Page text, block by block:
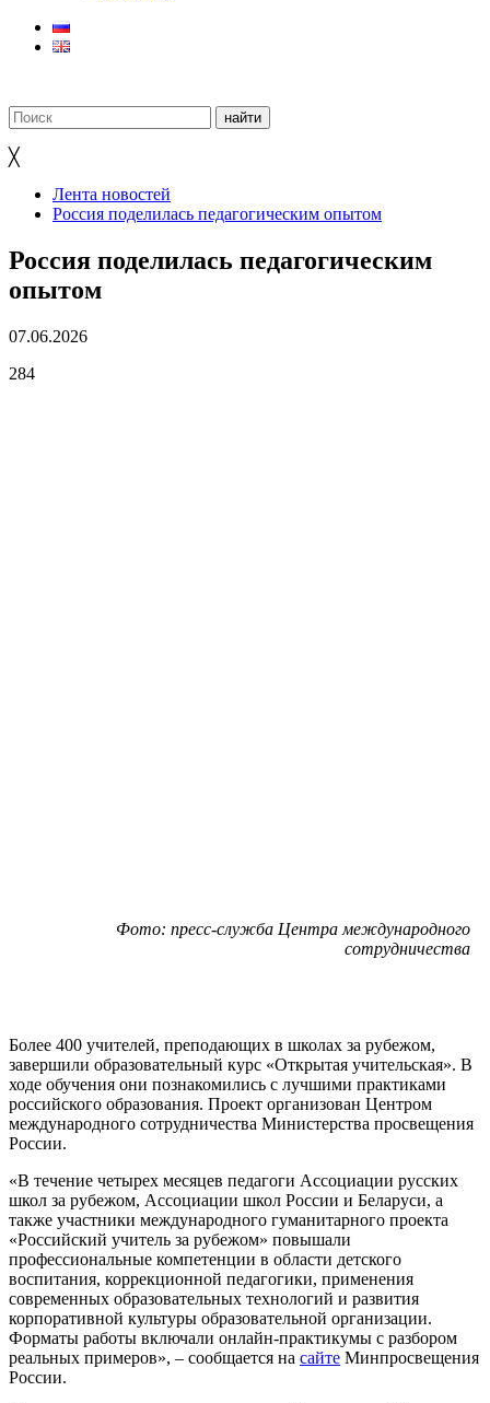
╳
Лента новостей
Россия поделилась педагогическим опытом
Россия поделилась педагогическим
опытом
07.06.2026
284
Фото: пресс-служба Центра международного
сотрудничества
Более 400 учителей, преподающих в школах за рубежом,
завершили образовательный курс «Открытая учительская». В
ходе обучения они познакомились с лучшими практиками
российского образования. Проект организован Центром
международного сотрудничества Министерства просвещения
России.
«В течение четырех месяцев педагоги Ассоциации русских
школ за рубежом, Ассоциации школ России и Беларуси, а
также участники международного гуманитарного проекта
«Российский учитель за рубежом» повышали
профессиональные компетенции в области детского
воспитания, коррекционной педагогики, применения
современных образовательных технологий и развития
корпоративной культуры образовательной организации.
Форматы работы включали онлайн‑практикумы с разбором
реальных примеров», – сообщается на сайте Минпросвещения
России.